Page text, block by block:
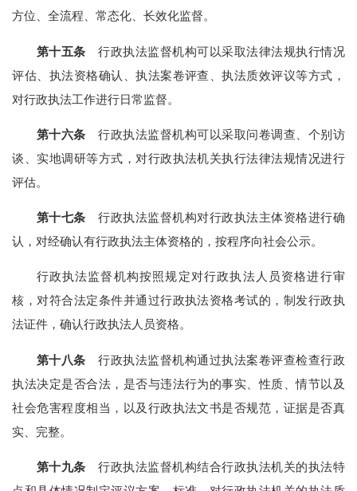
方位、全流程、常态化、长效化监督。
第十五条 行政执法监督机构可以采取法律法规执行情况
评估、执法资格确认、执法案卷评查、执法质效评议等方式，
对行政执法工作进行日常监督。
第十六条 行政执法监督机构可以采取问卷调查、个别访
谈、实地调研等方式，对行政执法机关执行法律法规情况进行
评估。
第十七条 行政执法监督机构对行政执法主体资格进行确
认，对经确认有行政执法主体资格的，按程序向社会公示。
行政执法监督机构按照规定对行政执法人员资格进行审
核，对符合法定条件并通过行政执法资格考试的，制发行政执
法证件，确认行政执法人员资格。
第十八条 行政执法监督机构通过执法案卷评查检查行政
执法决定是否合法，是否与违法行为的事实、性质、情节以及
社会危害程度相当，以及行政执法文书是否规范，证据是否真
实、完整。
第十九条 行政执法监督机构结合行政执法机关的执法特